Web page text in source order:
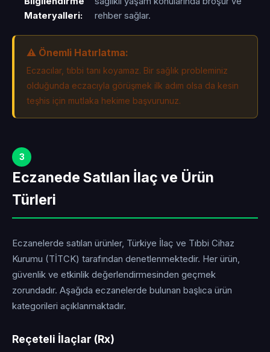
Materyalleri:
rehber sağlar.
⚠️ Önemli Hatırlatma:
Eczacılar, tıbbi tanı koyamaz. Bir sağlık probleminiz
olduğunda eczacıyla görüşmek ilk adım olsa da kesin
teşhis için mutlaka hekime başvurunuz.
3
Eczanede Satılan İlaç ve Ürün
Türleri
Eczanelerde satılan ürünler, Türkiye İlaç ve Tıbbi Cihaz
Kurumu (TİTCK) tarafından denetlenmektedir. Her ürün,
güvenlik ve etkinlik değerlendirmesinden geçmek
zorundadır. Aşağıda eczanelerde bulunan başlıca ürün
kategorileri açıklanmaktadır.
Reçeteli İlaçlar (Rx)